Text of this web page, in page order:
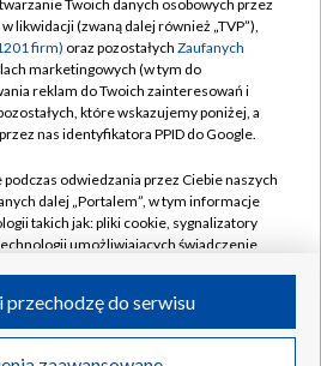
TVP
prywatności
Moje zgody
Pomoc
Kontakt
Kanały
Polska S.A. w likwidacji
Twoich danych osobowych przez
likwidacji (zwaną dalej również „TVP”),
firm) oraz pozostałych Zaufanych
marketingowych (w tym do
reklam do Twoich zainteresowań i
które wskazujemy poniżej, a
nas identyfikatora PPID do Google.
odwiedzania przez Ciebie naszych
dalej „Portalem”, w tym informacje
takich jak: pliki cookie, sygnalizatory
umożliwiających świadczenie
odwiedzania przez Ciebie
przechodzę do serwisu